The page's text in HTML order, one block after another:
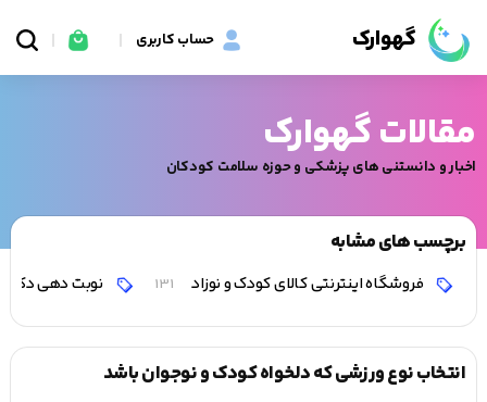
گهوارک حساب کاربری
مقالات گهوارک
اخبار و دانستنی های پزشکی و حوزه سلامت کودکان
برچسب های مشابه
فروشگاه اینترنتی کالای کودک و نوزاد 131 نوبت دهی
انتخاب نوع ورزشی که دلخواه کودک و نوجوان باشد